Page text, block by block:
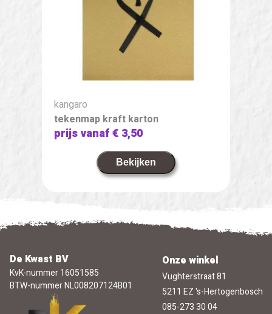
kangaro
tekenmap kraft karton
prijs vanaf€ 3,50
Bekijken
De Kwast BV
KvK-nummer 16051585
BTW-nummer NL008207124B01
Onze winkel
Vughterstraat 81
5211 EZ 's-Hertogenbosch
085-273 30 04